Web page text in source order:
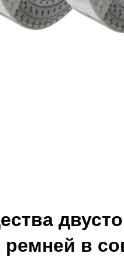
ремней в